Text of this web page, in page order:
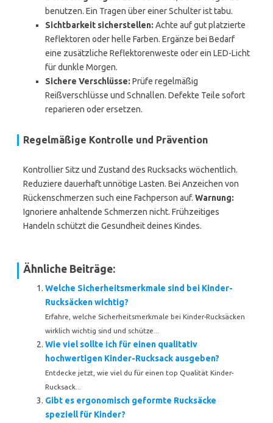
benutzen. Ein Tragen über einer Schulter ist tabu.
Sichtbarkeit sicherstellen: Achte auf gut platzierte
Reflektoren oder helle Farben. Ergänze bei Bedarf
eine zusätzliche Reflektorenweste oder ein LED-Licht
für dunkle Morgen.
Sichere Verschlüsse: Prüfe regelmäßig
Reißverschlüsse und Schnallen. Defekte Teile sofort
reparieren oder ersetzen.
Regelmäßige Kontrolle und Prävention
Kontrollier Sitz und Zustand des Rucksacks wöchentlich.
Reduziere dauerhaft unnötige Lasten. Bei Anzeichen von
Rückenschmerzen such eine Fachperson auf. Warnung:
Ignoriere anhaltende Schmerzen nicht. Frühzeitiges
Handeln schützt die Gesundheit deines Kindes.
Ähnliche Beiträge:
Welche Sicherheitsmerkmale sind bei Kinder-
Rucksäcken wichtig?
Erfahre, welche Sicherheitsmerkmale bei Kinder-Rucksäcken
wirklich wichtig sind und schütze...
Wie viel sollte ich für einen qualitativ
hochwertigen Kinder-Rucksack ausgeben?
Entdecke jetzt, wie viel du für einen top Qualität Kinder-
Rucksack...
Gibt es ergonomisch geformte Rucksäcke
speziell für Kinder?